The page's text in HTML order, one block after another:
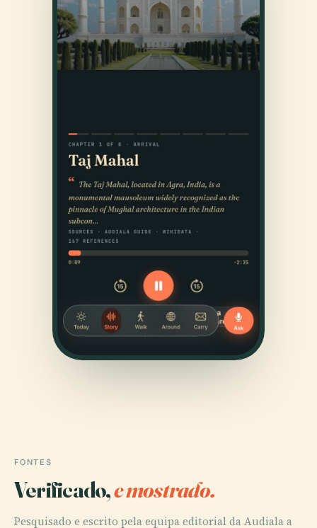
FONTES
Verificado,e mostrado.
Pesquisado e escrito pela equipa editorial da Audiala a